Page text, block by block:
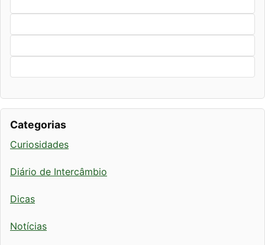
Categorias
Curiosidades
Diário de Intercâmbio
Dicas
Notícias